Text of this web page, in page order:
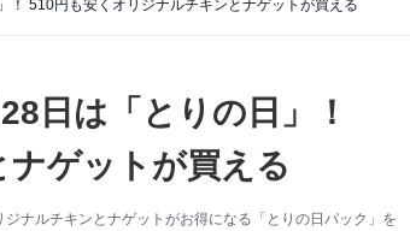
！ 510円も安くオリジナルチキンとナゲットが買える
日は「とりの日」！
ゲットが買える
ナルチキンとナゲットがお得になる「とりの日パック」を